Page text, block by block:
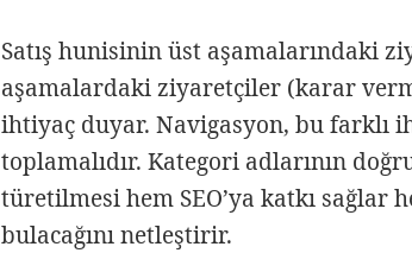
Satış hunisinin üst aşamalarındaki
aşamalardaki ziyaretçiler (karar
ihtiyaç duyar. Navigasyon, bu farklı
toplamalıdır. Kategori adlarının
türetilmesi hem SEO’ya katkı sağlar
bulacağını netleştirir.